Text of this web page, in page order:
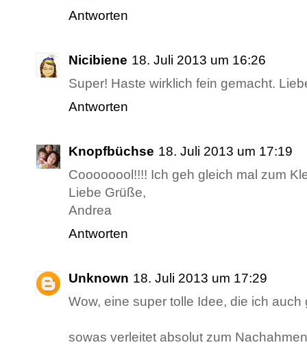
Antworten
Nicibiene 18. Juli 2013 um 16:26
Super! Haste wirklich fein gemacht.
Antworten
Knopfbüchse 18. Juli 2013 um 17:19
Coooooool!!!! Ich geh gleich mal zum
Liebe Grüße,
Andrea
Antworten
Unknown 18. Juli 2013 um 17:29
Wow, eine super tolle Idee, die ich
sowas verleitet absolut zum